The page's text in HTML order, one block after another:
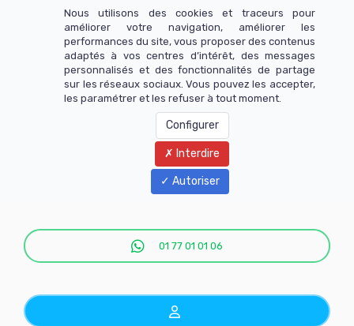
Menu
01 77 01 01 06
Nous utilisons des cookies et traceurs pour
améliorer votre navigation, améliorer les
performances du site, vous proposer des contenus
adaptés à vos centres d’intérêt, des messages
personnalisés et des fonctionnalités de partage
sur les réseaux sociaux. Vous pouvez les accepter,
les paramétrer et les refuser à tout moment.
Configurer
Interdire
Autoriser